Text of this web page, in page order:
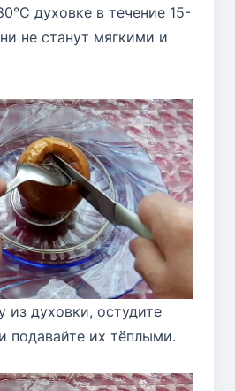
духовке в течение 15-
не станут мягкими и
из духовки, остудите
подавайте их тёплыми.